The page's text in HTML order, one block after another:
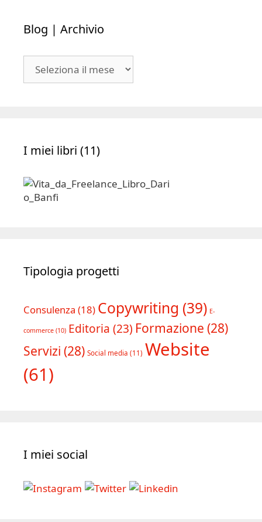
Blog | Archivio
I miei libri (11)
Tipologia progetti
Consulenza (18) Copywriting (39) E-
commerce (10) Editoria (23) Formazione (28)
Servizi (28) Social media (11) Website
(61)
I miei social